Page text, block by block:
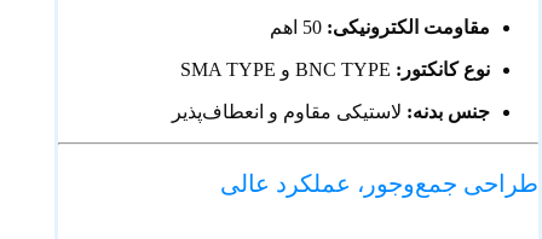
مقاومت الکترونیکی:
نوع کانکتور:
جنس بدنه: لاستیکی مقاوم و انعطاف‌پذیر
طراحی جمع‌وجور، عملکرد عالی